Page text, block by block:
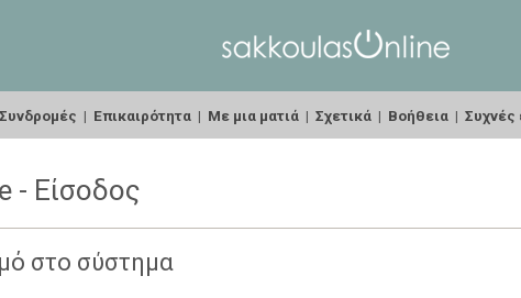
| Επικαιρότητα | Με μια ματιά | Σχετικά | Βοήθεια | Συχνές
- Είσοδος
στο σύστημα